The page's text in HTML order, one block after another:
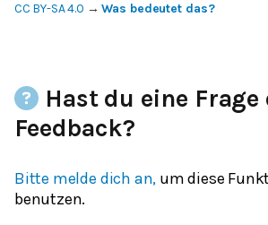
CC BY-SA 4.0 →Was bedeutet das?
Hast du eine Frage
Feedback?
Bitte melde dich an, um diese
benutzen.